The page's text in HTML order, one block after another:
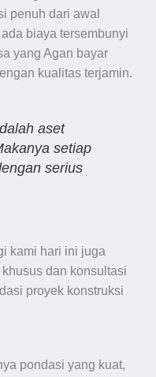
penuh dari awal
biaya tersembunyi
yang Agan bayar
kualitas terjamin.
aset
setiap
serius
kami hari ini juga
dan konsultasi
proyek konstruksi
pondasi yang kuat,